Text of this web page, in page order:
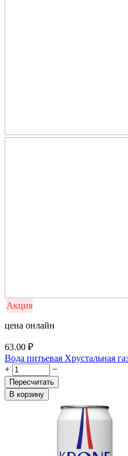
Акция
цена онлайн
63.00 ₽
Вода питьевая Хрустальная
+
−
Пересчитать
В корзину